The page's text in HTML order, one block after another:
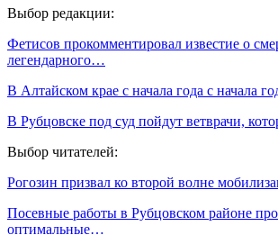
Выбор редакции:
Фетисов прокомментировал известие о
легендарного…
В Алтайском крае с начала года с начала
В Рубцовске под суд пойдут ветврачи,
Выбор читателей:
Рогозин призвал ко второй волне
Посевные работы в Рубцовском районе
оптимальные…